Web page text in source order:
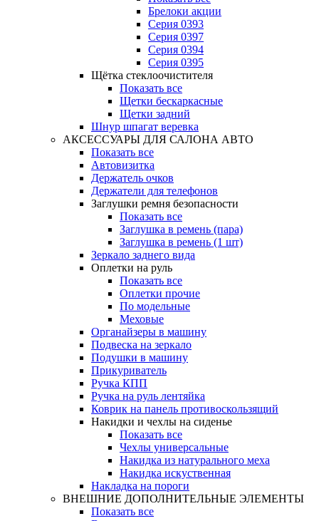
Брелоки акции
Серия 0393
Серия 0397
Серия 0394
Серия 0395
Щётка стеклоочистителя
Показать все
Щетки бескаркасные
Щетки задний
Шнур шпагат веревка
АКСЕССУАРЫ ДЛЯ САЛОНА АВТО
Показать все
Автовизитка
Держатель очков
Держатели для телефонов
Заглушки ремня безопасности
Показать все
Заглушка в ремень (пара)
Заглушка в ремень (1 шт)
Зеркало заднего вида
Оплетки на руль
Показать все
Оплетки прочиe
По модельные
Меховые
Органайзеры в машину
Подвеска на зеркало
Подушки в машину
Прикуриватель
Ручка КПП
Ручка на руль лентяйка
Коврик на панель противоскользящий
Накидки и чехлы на сиденье
Показать все
Чехлы универсальные
Накидка из натурального меха
Накидка искуственная
Накладка на пороги
ВНЕШНИЕ ДОПОЛНИТЕЛЬНЫЕ ЭЛЕМЕНТЫ
Показать все